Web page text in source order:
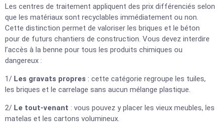
Les centres de traitement appliquent des prix différenciés selon
que les matériaux sont recyclables immédiatement ou non.
Cette distinction permet de valoriser les briques et le béton
pour de futurs chantiers de construction. Vous devez interdire
l’accès à la benne pour tous les produits chimiques ou
dangereux :
1/ Les gravats propres : cette catégorie regroupe les tuiles,
les briques et le carrelage sans aucun mélange plastique.
2/ Le tout-venant : vous pouvez y placer les vieux meubles, les
matelas et les cartons volumineux.